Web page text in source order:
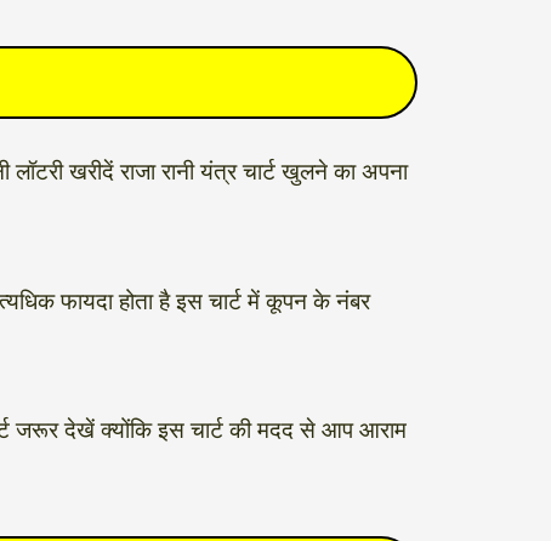
खरीदें राजा रानी यंत्र चार्ट खुलने का अपना
फायदा होता है इस चार्ट में कूपन के नंबर
जरूर देखें क्योंकि इस चार्ट की मदद से आप आराम